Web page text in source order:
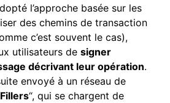
l’approche basée sur les
des chemins de transaction
c’est souvent le cas),
utilisateurs de signer
décrivant leur opération.
envoyé à un réseau de
Fillers“, qui se chargent de